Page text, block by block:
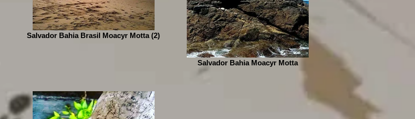
Salvador Bahia Brasil Moacyr Motta (2)
Salvador Bahia Moacyr Motta